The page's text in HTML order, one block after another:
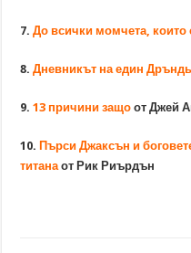
7.До всички момчета,
8.Дневникът на един
9.13 причини защо от Джей
10. Пърси Джаксън и
титанаот Рик Риърдън